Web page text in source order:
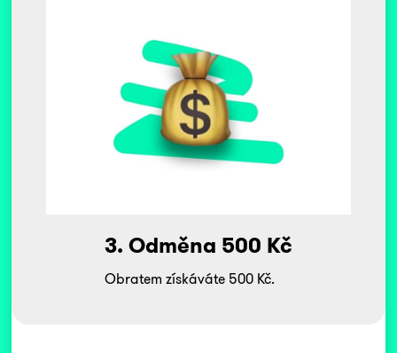
3. Odměna 500 Kč
Obratem získáváte 500 Kč.